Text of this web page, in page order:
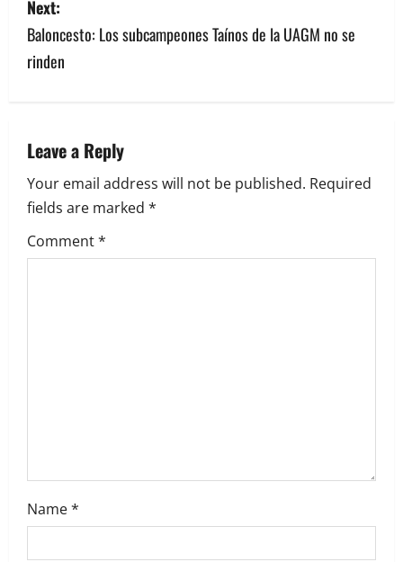
t
n
v
i
g
a
Next:
Baloncesto: Los subcampeones Taínos de la UAGM no se
rinden
Leave a Reply
Your email address will not be published. Required
fields are marked *
Comment*
Name*